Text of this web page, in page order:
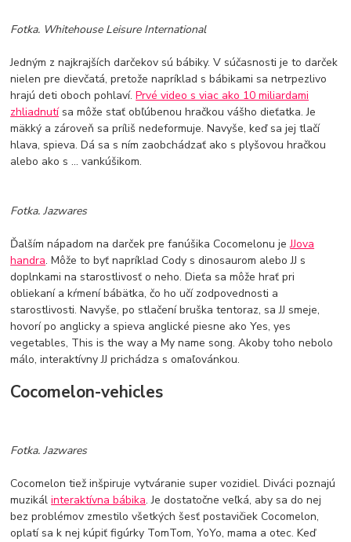
Fotka. Whitehouse Leisure International
Jedným z najkrajších darčekov sú bábiky. V súčasnosti je to darček
nielen pre dievčatá, pretože napríklad s bábikami sa netrpezlivo
hrajú deti oboch pohlaví.Prvé video s viac ako 10 miliardami
zhliadnutísa môže stať obľúbenou hračkou vášho dieťatka. Je
mäkký a zároveň sa príliš nedeformuje. Navyše, keď sa jej tlačí
hlava, spieva. Dá sa s ním zaobchádzať ako s plyšovou hračkou
alebo ako s ... vankúšikom.
Fotka. Jazwares
Ďalším nápadom na darček pre fanúšika Cocomelonu jeJJova
handra. Môže to byť napríklad Cody s dinosaurom alebo JJ s
doplnkami na starostlivosť o neho. Dieťa sa môže hrať pri
obliekaní a kŕmení bábätka, čo ho učí zodpovednosti a
starostlivosti. Navyše, po stlačení bruška tentoraz, sa JJ smeje,
hovorí po anglicky a spieva anglické piesne ako Yes, yes
vegetables, This is the way a My name song. Akoby toho nebolo
málo, interaktívny JJ prichádza s omaľovánkou.
Cocomelon-vehicles
Fotka. Jazwares
Cocomelon tiež inšpiruje vytváranie super vozidiel. Diváci poznajú
muzikálinteraktívna bábika. Je dostatočne veľká, aby sa do nej
bez problémov zmestilo všetkých šesť postavičiek Cocomelon,
oplatí sa k nej kúpiť figúrky TomTom, YoYo, mama a otec. Keď